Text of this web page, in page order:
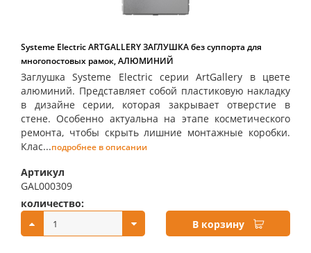
Systeme Electric ARTGALLERY ЗАГЛУШКА без суппорта для
многопостовых рамок, АЛЮМИНИЙ
Заглушка Systeme Electric серии ArtGallery в цвете
алюминий. Представляет собой пластиковую накладку
в дизайне серии, которая закрывает отверстие в
стене. Особенно актуальна на этапе косметического
ремонта, чтобы скрыть лишние монтажные коробки.
Клас...подробнее в описании
Артикул
GAL000309
количество:
В корзину